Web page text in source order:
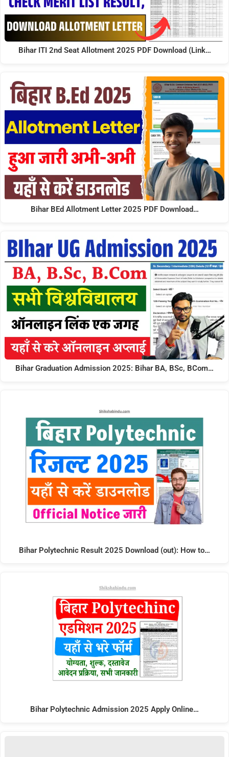
Bihar ITI 2nd Seat Allotment 2025 PDF Download (Link…
Bihar BEd Allotment Letter 2025 PDF Download…
Bihar Graduation Admission 2025: Bihar BA, BSc, BCom…
Bihar Polytechnic Result 2025 Download (out): How to…
Bihar Polytechnic Admission 2025 Apply Online…